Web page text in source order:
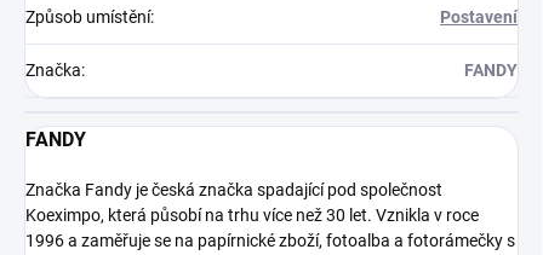
Způsob umístění: Postavení
Značka: FANDY
FANDY
Značka Fandy je česká značka spadající pod společnost
Koeximpo, která působí na trhu více než 30 let. Vznikla v roce
1996 a zaměřuje se na papírnické zboží, fotoalba a fotorámečky s